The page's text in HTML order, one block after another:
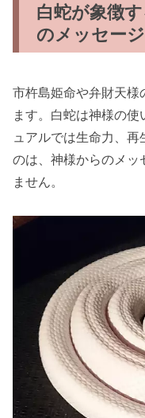
白蛇が象徴
のメッセージ
市杵島姫命や弁財天様
ます。白蛇は神様の
ュアルでは生命力、再
のは、神様からのメッ
ません。